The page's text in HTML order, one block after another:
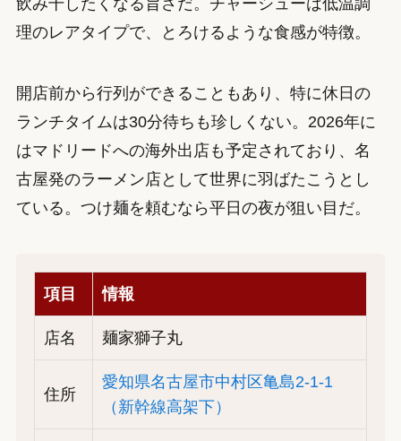
理のレアタイプで、とろけるような食感が特徴。
開店前から行列ができることもあり、特に休日の
ランチタイムは30分待ちも珍しくない。2026年に
はマドリードへの海外出店も予定されており、名
古屋発のラーメン店として世界に羽ばたこうとし
ている。つけ麺を頼むなら平日の夜が狙い目だ。
項目 情報
店名 麺家獅子丸
住所
愛知県名古屋市中村区亀島2-1-1
（新幹線高架下）